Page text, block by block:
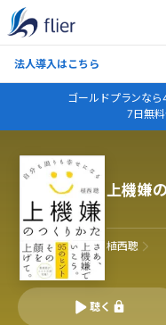
法人導入はこちら
ゴールドプランな
7日無
上機嫌
植西聰
聴く